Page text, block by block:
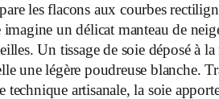
les flacons aux courbes
un délicat manteau de
Un tissage de soie déposé à
une légère poudreuse blanche.
technique artisanale, la soie